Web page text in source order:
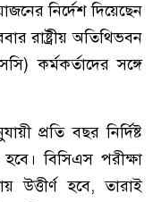
নির্দেশ দিয়েছেন
রাষ্ট্রীয় অতিথিভবন
কর্মকর্তাদের সঙ্গে
প্রতি বছর নির্দিষ্ট
বিসিএস পরীক্ষা
উত্তীর্ণ হবে, তারাই